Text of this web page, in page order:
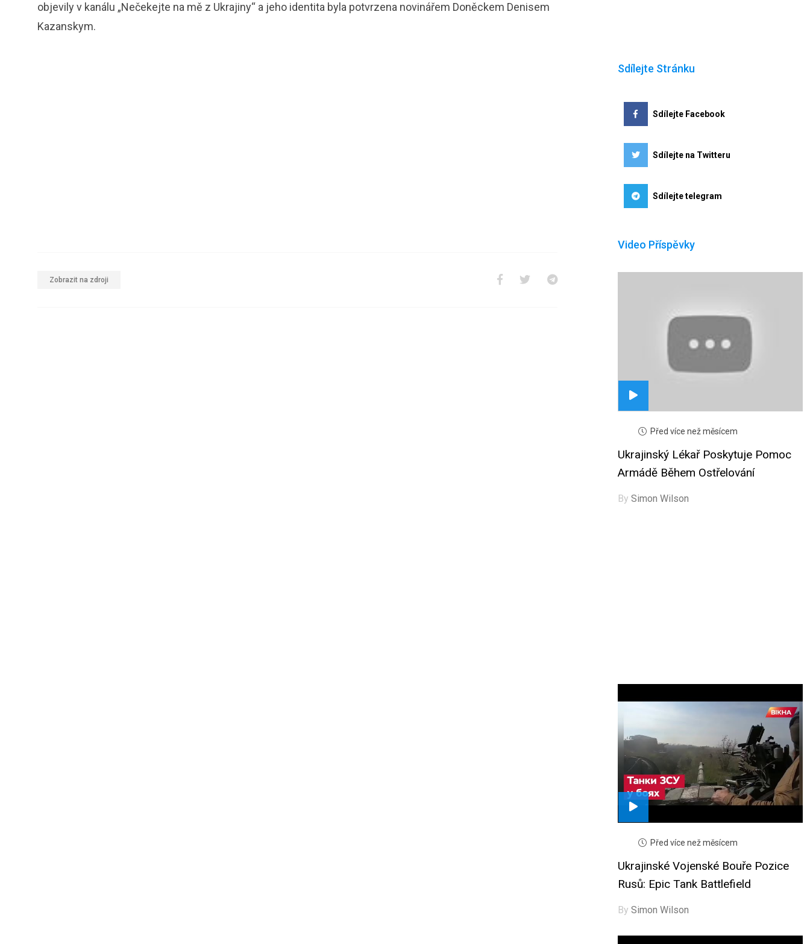
objevily v kanálu „Nečekejte na mě z Ukrajiny“ a jeho identita byla potvrzena novinářem Doněckem Denisem
Kazanskym.
Zobrazit na zdroji
Sdílejte Stránku
Sdílejte Facebook
Sdílejte na Twitteru
Sdílejte telegram
Video Příspěvky
Před více než měsícem
Ukrajinský Lékař Poskytuje Pomoc
Armádě Během Ostřelování
By Simon Wilson
Před více než měsícem
Ukrajinské Vojenské Bouře Pozice
Rusů: Epic Tank Battlefield
By Simon Wilson